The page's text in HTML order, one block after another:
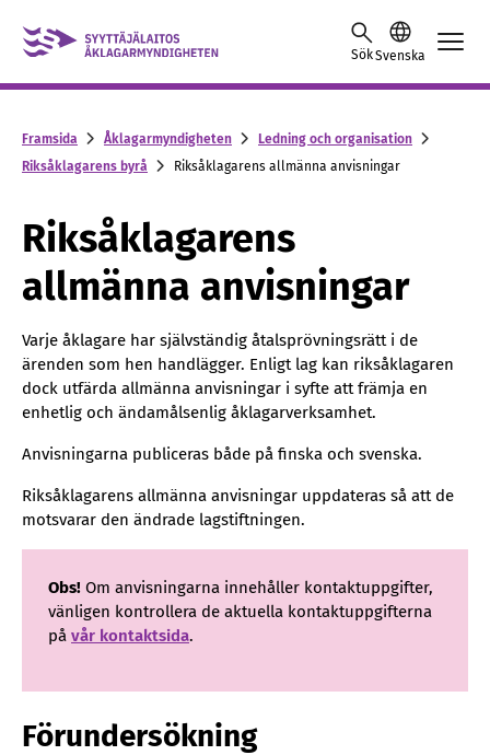
Skip to content -saavutettavuusohje
SökSvenska
Framsida Åklagarmyndigheten
Ledning och organisation
Riksåklagarens byrå
Riksåklagarens allmänna anvisningar
Riksåklagarens
allmänna anvisningar
Varje åklagare har självständig åtalsprövningsrätt i de
ärenden som hen handlägger. Enligt lag kan riksåklagaren
dock utfärda allmänna anvisningar i syfte att främja en
enhetlig och ändamålsenlig åklagarverksamhet.
Anvisningarna publiceras både på finska och svenska.
Riksåklagarens allmänna anvisningar uppdateras så att de
motsvarar den ändrade lagstiftningen.
Obs! Om anvisningarna innehåller kontaktuppgifter,
vänligen kontrollera de aktuella kontaktuppgifterna
på vår kontaktsida.
Förundersökning